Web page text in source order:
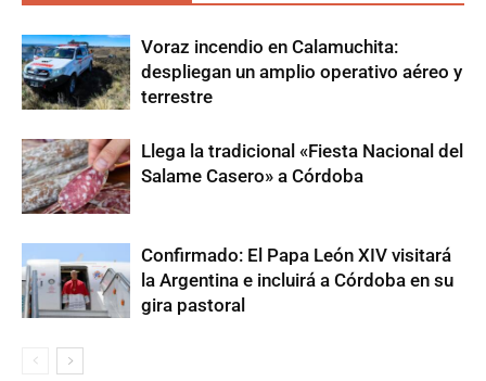
Voraz incendio en Calamuchita:
despliegan un amplio operativo aéreo y
terrestre
Llega la tradicional «Fiesta Nacional del
Salame Casero» a Córdoba
Confirmado: El Papa León XIV visitará
la Argentina e incluirá a Córdoba en su
gira pastoral